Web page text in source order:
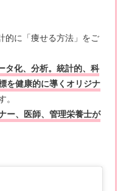
的に「痩せる方法」をご
化、分析。統計的、科
を健康的に導くオリジナ
。
ー、医師、管理栄養士が